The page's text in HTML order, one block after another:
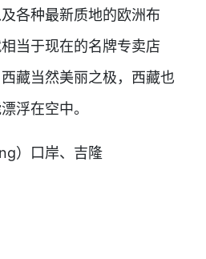
各种最新质地的欧洲布
当于现在的名牌专卖店
藏当然美丽之极，西藏也
浮在空中。
）口岸、吉隆